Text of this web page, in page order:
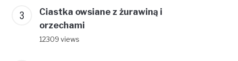
Ciastka owsiane z żurawiną i
orzechami
12309 views